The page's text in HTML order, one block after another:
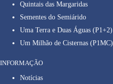
Quintais das Margaridas
Sementes do Semiárido
Uma Terra e Duas Águas (P1+2)
Um Milhão de Cisternas (P1MC)
INFORMAÇÃO
Notícias